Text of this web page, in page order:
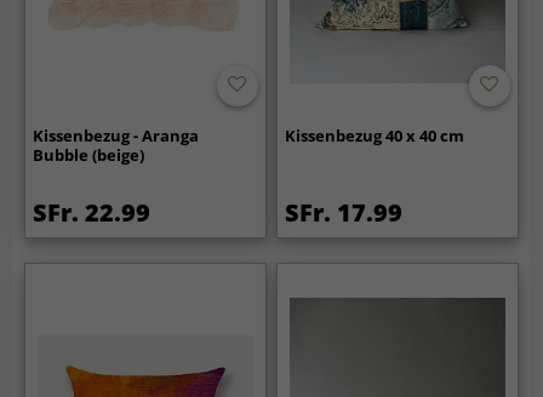
Kissenbezug - Aranga
Bubble (beige)
SFr. 22.99
Kissenbezug 40 x 40 cm
SFr. 17.99